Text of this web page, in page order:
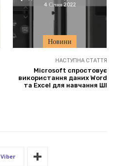
Новини
4 Січня 2022
НАСТУПНА СТАТТЯ
Microsoft спростовує
використання даних Word
та Excel для навчання ШІ
Viber